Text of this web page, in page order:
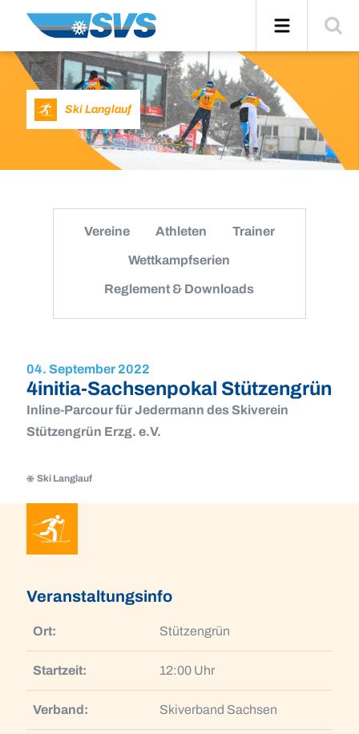
Inhalt
Ski Langlauf
Vereine Athleten Trainer
Wettkampfserien
Reglement & Downloads
04. September 2022
4initia-Sachsenpokal Stützengrün
Inline-Parcour für Jedermann des Skiverein
Stützengrün Erzg. e.V.
Ski Langlauf
Langlauf
Veranstaltungsinfo
Ort: Stützengrün
Startzeit: 12:00 Uhr
Verband: Skiverband Sachsen